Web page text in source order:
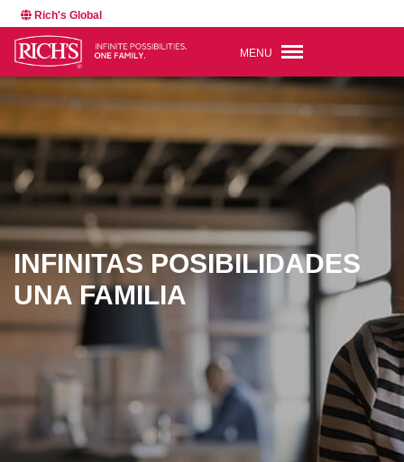
Rich's Global
MENU
INFINITAS POSIBILIDADES
UNA FAMILIA